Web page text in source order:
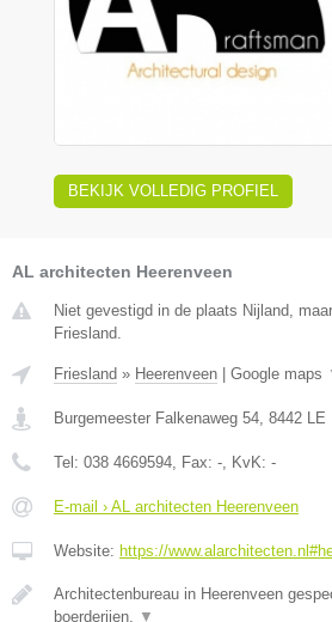
BEKIJK VOLLEDIG PROFIEL
AL architecten Heerenveen
Niet gevestigd in de plaats Nijland,
Friesland.
Friesland » Heerenveen Google maps
Burgemeester Falkenaweg 54, 8442 LE
Tel: 038 4669594, Fax: -, KvK: -
E-mail › AL architecten Heerenveen
Website: https://
Architectenbureau in Heerenveen
boerderijen, ▼